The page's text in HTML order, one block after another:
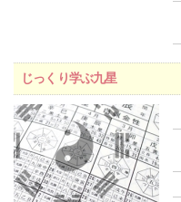
じっくり学ぶ九星